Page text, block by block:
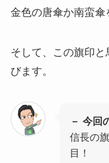
金色の唐傘か南蛮傘
そして、この旗印
びます。
－ 今回
信長の
目！